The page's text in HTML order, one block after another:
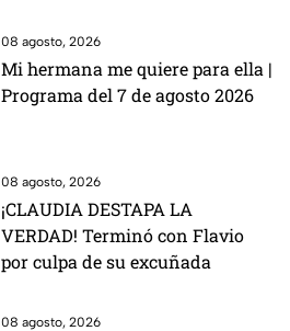
08 agosto, 2026
Mi hermana me quiere para ella |
Programa del 7 de agosto 2026
08 agosto, 2026
¡CLAUDIA DESTAPA LA
VERDAD! Terminó con Flavio
por culpa de su excuñada
08 agosto, 2026